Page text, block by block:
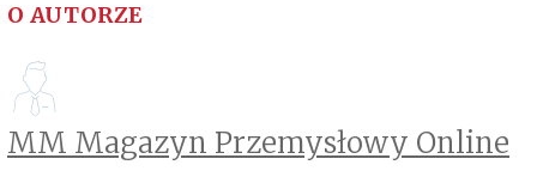
O AUTORZE
MM Magazyn Przemysłowy Online